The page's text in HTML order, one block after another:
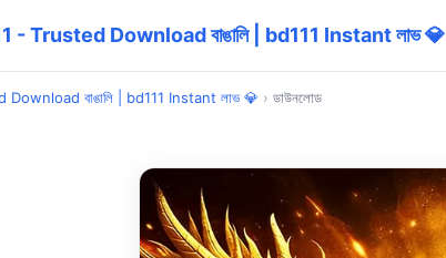
- Trusted Download বাঙালি | bd111 Instant লাভ 💎
বাঙালি | bd111 Instant লাভ 💎 › ডাউনলোড